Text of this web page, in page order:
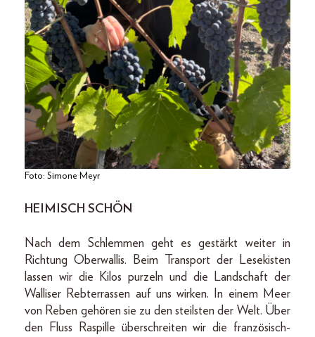
Foto: Simone Meyr
HEIMISCH SCHÖN
Nach dem Schlemmen geht es gestärkt weiter in
Richtung Oberwallis. Beim Transport der Lesekisten
lassen wir die Kilos purzeln und die Landschaft der
Walliser Rebterrassen auf uns wirken. In einem Meer
von Reben gehören sie zu den steilsten der Welt. Über
den Fluss Raspille überschreiten wir die französisch-